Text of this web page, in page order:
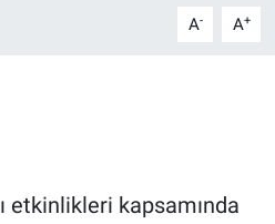
A- A+
etkinlikleri kapsamında